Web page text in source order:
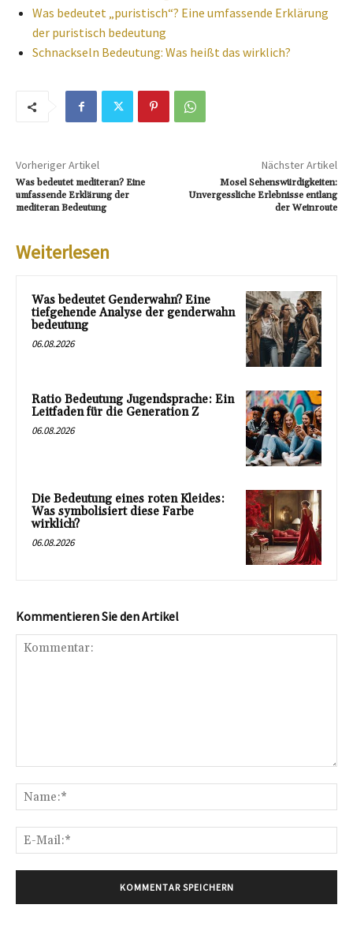
Was bedeutet „puristisch“? Eine umfassende Erklärung
der puristisch bedeutung
Schnackseln Bedeutung: Was heißt das wirklich?
Vorheriger Artikel
Was bedeutet mediteran? Eine
umfassende Erklärung der
mediteran Bedeutung
Nächster Artikel
Mosel Sehenswürdigkeiten:
Unvergessliche Erlebnisse entlang
der Weinroute
Weiterlesen
Was bedeutet Genderwahn? Eine
tiefgehende Analyse der genderwahn
bedeutung
06.08.2026
Ratio Bedeutung Jugendsprache: Ein
Leitfaden für die Generation Z
06.08.2026
Die Bedeutung eines roten Kleides:
Was symbolisiert diese Farbe
wirklich?
06.08.2026
Kommentieren Sie den Artikel